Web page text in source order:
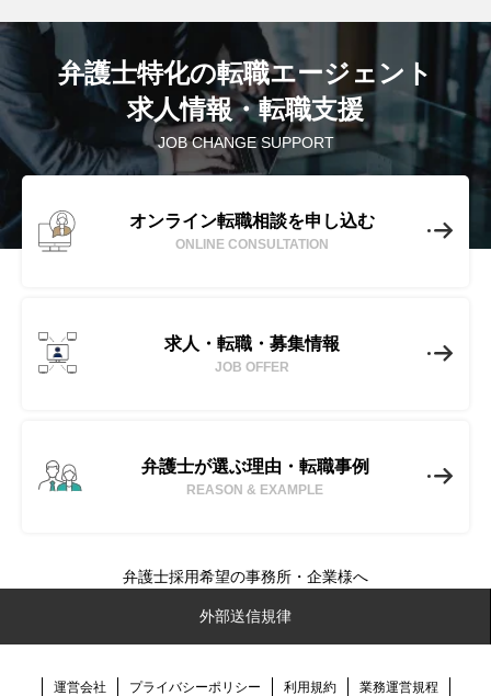
No-Limit(ノーリミット)とは
JOB CHANGE SUPPORT
弁護士特化の転職エージェント
求人情報・転職支援
オンライン転職相談を申し込む
ONLINE CONSULTATION
求人・転職・募集情報
JOB OFFER
弁護士が選ぶ理由・転職事例
REASON & EXAMPLE
運営会社 プライバシーポリシー 利用規約 業務運営規程
外部送信規律
弁護士採用希望の事務所・企業様へ